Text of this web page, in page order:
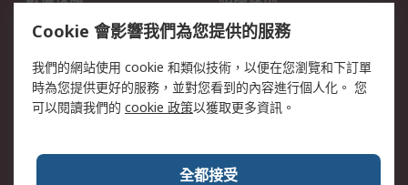
網站條款
郵件安全
關於RS
全球辦事處
加入我們
關於RS
Cookie 會影響我們為您提供的服務
我們的網站使用 cookie 和類似技術，以便在您瀏覽和下訂單
時為您提供更好的服務，並對您看到的內容進行個人化。 您
可以閱讀我們的 cookie 政策以獲取更多資訊。
全都接受